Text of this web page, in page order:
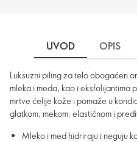
UVOD OPIS
Luksuzni piling za telo obogaćen
mleka i meda, kao i
mrtve ćelije kože i pomaže u
glatkom, mekom, elastičnom i
Mleko i med hidriraju i neguju